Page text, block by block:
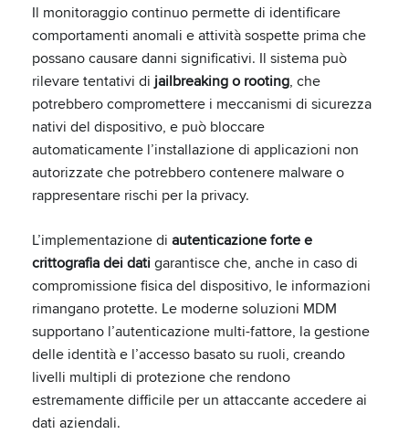
Il monitoraggio continuo permette di identificare
comportamenti anomali e attività sospette prima che
possano causare danni significativi. Il sistema può
rilevare tentativi di jailbreaking o rooting, che
potrebbero compromettere i meccanismi di sicurezza
nativi del dispositivo, e può bloccare
automaticamente l’installazione di applicazioni non
autorizzate che potrebbero contenere malware o
rappresentare rischi per la privacy.
L’implementazione di autenticazione forte e
crittografia dei datigarantisce che, anche in caso di
compromissione fisica del dispositivo, le informazioni
rimangano protette. Le moderne soluzioni MDM
supportano l’autenticazione multi-fattore, la gestione
delle identità e l’accesso basato su ruoli, creando
livelli multipli di protezione che rendono
estremamente difficile per un attaccante accedere ai
dati aziendali.